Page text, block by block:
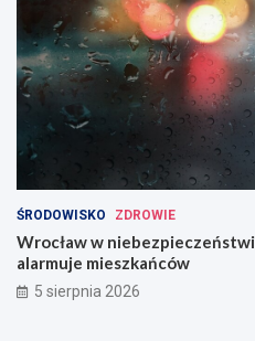
ŚRODOWISKO ZDROWIE
Wrocław w
alarmuje mieszkańców
5 sierpnia 2026